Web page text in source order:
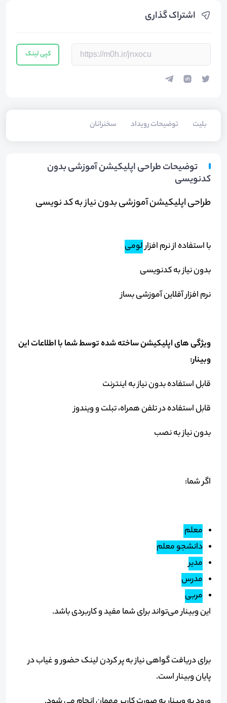
اشتراک گذاری
کپی لینک
بلیت‌ توضیحات رویداد سخنرانان
توضیحات طراحی اپلیکیشن آموزشی بدون
کدنویسی
طراحی اپلیکیشن آموزشی بدون نیاز به کد نویسی
با استفاده از نرم افزارلومی
بدون نیاز به کدنویسی
نرم افزار آفلاین آموزشی بساز
ویژگی های اپلیکیشن ساخته شده توسط شما با اطلاعات این
وبینار:
قابل استفاده بدون نیاز به اینترنت
قابل استفاده در تلفن همراه، تبلت و ویندوز
بدون نیاز به نصب
اگر شما:
معلم
دانشجو معلم
مدیر
مدرس
مربی
این وبینار می‌تواند برای شما مفید و کاربردی باشد.
برای دریافت گواهی نیاز به پر کردن لینک حضور و غیاب در
پایان وبینار است.